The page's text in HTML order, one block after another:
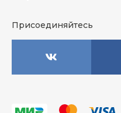
Присоединяйтесь